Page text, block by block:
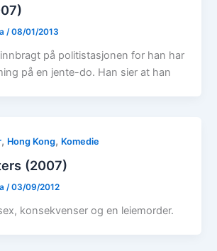
/08/01/2013
på politistasjonen for han har
på en jente-do. Han sier at han
, Hong Kong, Komedie
(2007)
/03/09/2012
konsekvenser og en leiemorder.